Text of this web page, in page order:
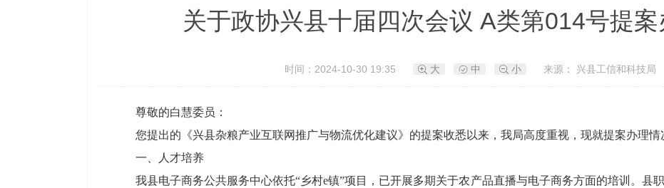
关于政协兴县十届四次会议 A类第014号提案
时间：2024-10-30 19:35 大 中 小 来源： 兴县工信和科技局
尊敬的白慧委员：
您提出的《兴县杂粮产业互联网推广与物流优化建议》的提案收悉以来，我局高度重视，现就提案办理情
一、
人才培养
我县电子商务公共服务中心依托“乡村e镇”项目，已开展多期关于农产品直播与电子商务方面的培训。县